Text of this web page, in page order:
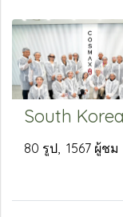
80 รูป, 1567 ผู้ชม